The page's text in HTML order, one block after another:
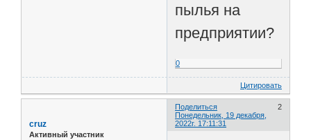
пылья на
предприятии?
0
Цитировать
Поделиться
2
Понедельник, 19 декабря,
2022г. 17:11:31
cruz
Активный участник